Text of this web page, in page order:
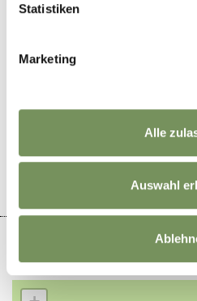
Statistiken
Marketing
Alle
Auswahl
WAR DER INHALT FÜR